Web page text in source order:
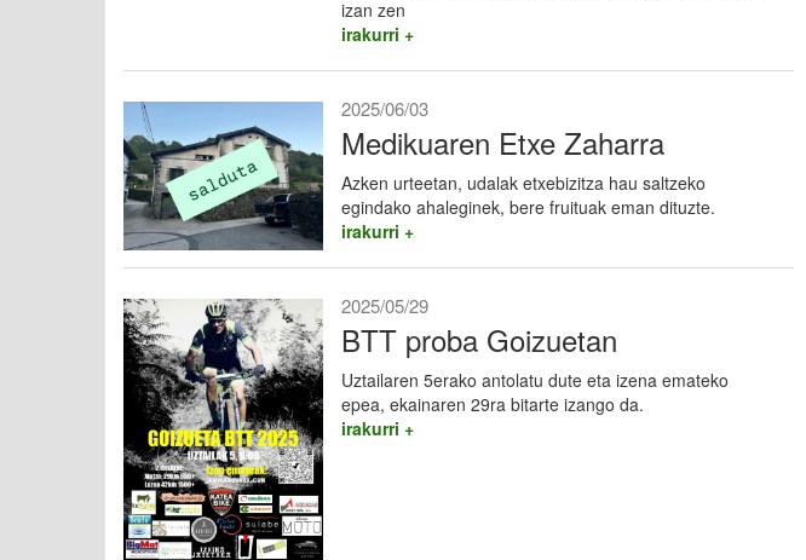
izan zen
irakurri +
2025/06/03
Medikuaren Etxe Zaharra
Azken urteetan, udalak etxebizitza hau saltzeko
egindako ahaleginek, bere fruituak eman dituzte.
irakurri +
2025/05/29
BTT proba Goizuetan
Uztailaren 5erako antolatu dute eta izena emateko
epea, ekainaren 29ra bitarte izango da.
irakurri +